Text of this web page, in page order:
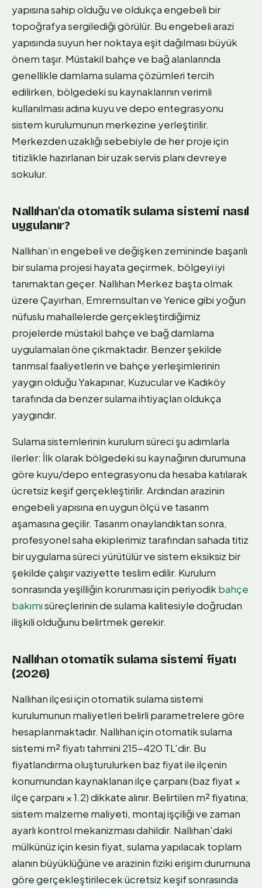
yapısına sahip olduğu ve oldukça engebeli bir
topoğrafya sergilediği görülür. Bu engebeli arazi
yapısında suyun her noktaya eşit dağılması büyük
önem taşır. Müstakil bahçe ve bağ alanlarında
genellikle damlama sulama çözümleri tercih
edilirken, bölgedeki su kaynaklarının verimli
kullanılması adına kuyu ve depo entegrasyonu
sistem kurulumunun merkezine yerleştirilir.
Merkezden uzaklığı sebebiyle de her proje için
titizlikle hazırlanan bir uzak servis planı devreye
sokulur.
Nallıhan'da otomatik sulama sistemi nasıl
uygulanır?
Nallıhan’ın engebeli ve değişken zemininde başarılı
bir sulama projesi hayata geçirmek, bölgeyi iyi
tanımaktan geçer. Nallıhan Merkez başta olmak
üzere Çayırhan, Emremsultan ve Yenice gibi yoğun
nüfuslu mahallelerde gerçekleştirdiğimiz
projelerde müstakil bahçe ve bağ damlama
uygulamaları öne çıkmaktadır. Benzer şekilde
tarımsal faaliyetlerin ve bahçe yerleşimlerinin
yaygın olduğu Yakapınar, Kuzucular ve Kadıköy
tarafında da benzer sulama ihtiyaçları oldukça
yaygındır.
Sulama sistemlerinin kurulum süreci şu adımlarla
ilerler: İlk olarak bölgedeki su kaynağının durumuna
göre kuyu/depo entegrasyonu da hesaba katılarak
ücretsiz keşif gerçekleştirilir. Ardından arazinin
engebeli yapısına en uygun ölçü ve tasarım
aşamasına geçilir. Tasarım onaylandıktan sonra,
profesyonel saha ekiplerimiz tarafından sahada titiz
bir uygulama süreci yürütülür ve sistem eksiksiz bir
şekilde çalışır vaziyette teslim edilir. Kurulum
sonrasında yeşilliğin korunması için periyodik bahçe
bakımısüreçlerinin de sulama kalitesiyle doğrudan
ilişkili olduğunu belirtmek gerekir.
Nallıhan otomatik sulama sistemi fiyatı
(2026)
Nallıhan ilçesi için otomatik sulama sistemi
kurulumunun maliyetleri belirli parametrelere göre
hesaplanmaktadır. Nallıhan için otomatik sulama
sistemi m² fiyatı tahmini 215-420 TL'dir. Bu
fiyatlandırma oluşturulurken baz fiyat ile ilçenin
konumundan kaynaklanan ilçe çarpanı (baz fiyat ×
ilçe çarpanı × 1.2) dikkate alınır. Belirtilen m² fiyatına;
sistem malzeme maliyeti, montaj işçiliği ve zaman
ayarlı kontrol mekanizması dahildir. Nallıhan'daki
mülkünüz için kesin fiyat, sulama yapılacak toplam
alanın büyüklüğüne ve arazinin fiziki erişim durumuna
göre gerçekleştirilecek ücretsiz keşif sonrasında